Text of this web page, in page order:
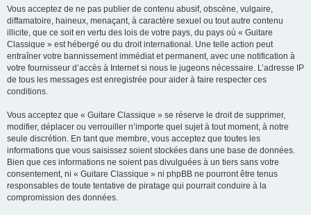
Vous acceptez de ne pas publier de contenu abusif, obscène, vulgaire,
diffamatoire, haineux, menaçant, à caractère sexuel ou tout autre contenu
illicite, que ce soit en vertu des lois de votre pays, du pays où « Guitare
Classique » est hébergé ou du droit international. Une telle action peut
entraîner votre bannissement immédiat et permanent, avec une notification à
votre fournisseur d’accès à Internet si nous le jugeons nécessaire. L’adresse IP
de tous les messages est enregistrée pour aider à faire respecter ces
conditions.
Vous acceptez que « Guitare Classique » se réserve le droit de supprimer,
modifier, déplacer ou verrouiller n’importe quel sujet à tout moment, à notre
seule discrétion. En tant que membre, vous acceptez que toutes les
informations que vous saisissez soient stockées dans une base de données.
Bien que ces informations ne soient pas divulguées à un tiers sans votre
consentement, ni « Guitare Classique » ni phpBB ne pourront être tenus
responsables de toute tentative de piratage qui pourrait conduire à la
compromission des données.